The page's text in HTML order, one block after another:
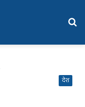
देश